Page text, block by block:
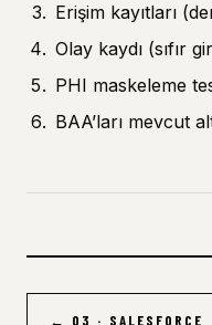
Erişim kayıtları
Olay kaydı (sıfır
PHI maskeleme
BAA’ları mevcut
← 03 · SALESFORCE